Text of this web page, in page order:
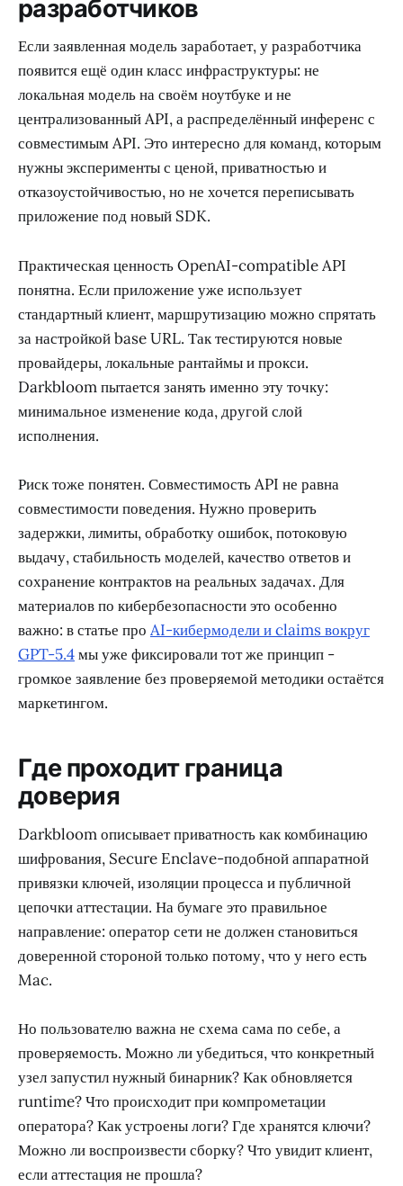
разработчиков
Если заявленная модель заработает, у разработчика
появится ещё один класс инфраструктуры: не
локальная модель на своём ноутбуке и не
централизованный API, а распределённый инференс с
совместимым API. Это интересно для команд, которым
нужны эксперименты с ценой, приватностью и
отказоустойчивостью, но не хочется переписывать
приложение под новый SDK.
Практическая ценность OpenAI-compatible API
понятна. Если приложение уже использует
стандартный клиент, маршрутизацию можно спрятать
за настройкой base URL. Так тестируются новые
провайдеры, локальные рантаймы и прокси.
Darkbloom пытается занять именно эту точку:
минимальное изменение кода, другой слой
исполнения.
Риск тоже понятен. Совместимость API не равна
совместимости поведения. Нужно проверить
задержки, лимиты, обработку ошибок, потоковую
выдачу, стабильность моделей, качество ответов и
сохранение контрактов на реальных задачах. Для
материалов по кибербезопасности это особенно
важно: в статье про AI-кибермодели и claims вокруг
GPT-5.4мы уже фиксировали тот же принцип -
громкое заявление без проверяемой методики остаётся
маркетингом.
Где проходит граница
доверия
Darkbloom описывает приватность как комбинацию
шифрования, Secure Enclave-подобной аппаратной
привязки ключей, изоляции процесса и публичной
цепочки аттестации. На бумаге это правильное
направление: оператор сети не должен становиться
доверенной стороной только потому, что у него есть
Mac.
Но пользователю важна не схема сама по себе, а
проверяемость. Можно ли убедиться, что конкретный
узел запустил нужный бинарник? Как обновляется
runtime? Что происходит при компрометации
оператора? Как устроены логи? Где хранятся ключи?
Можно ли воспроизвести сборку? Что увидит клиент,
если аттестация не прошла?